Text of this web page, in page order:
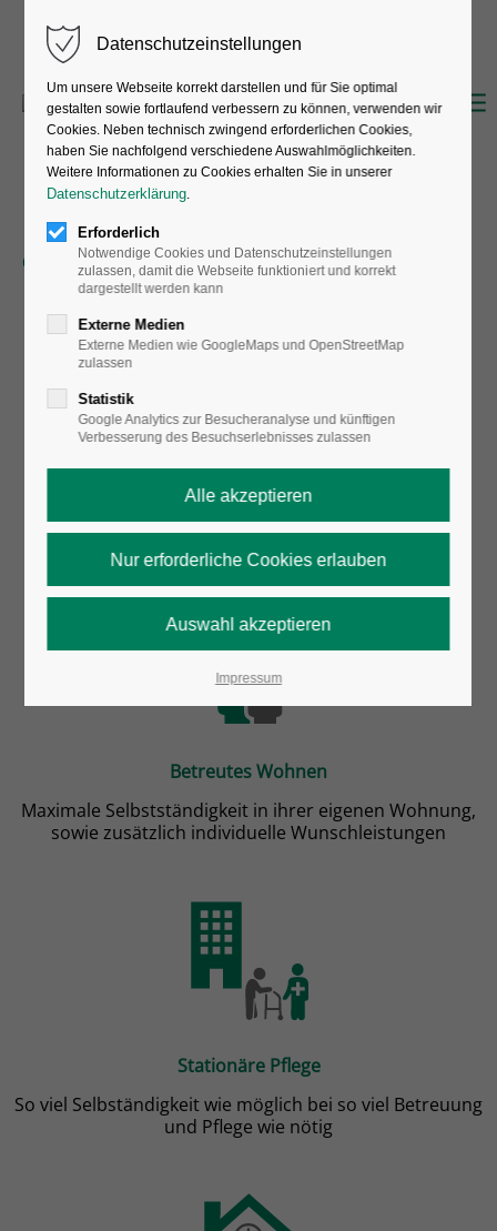
Betreutes Wohnen
Maximale Selbstständigkeit in ihrer eigenen Wohnung,
sowie zusätzlich individuelle Wunschleistungen
Stationäre Pflege
So viel Selbständigkeit wie möglich bei so viel Betreuung
und Pflege wie nötig
Datenschutzeinstellungen
Um unsere Webseite korrekt darstellen und für Sie optimal
gestalten sowie fortlaufend verbessern zu können, verwenden wir
Cookies. Neben technisch zwingend erforderlichen Cookies,
haben Sie nachfolgend verschiedene Auswahlmöglichkeiten.
Weitere Informationen zu Cookies erhalten Sie in unserer
Datenschutzerklärung.
Erforderlich
Notwendige Cookies und Datenschutzeinstellungen
zulassen, damit die Webseite funktioniert und korrekt
dargestellt werden kann
Externe Medien
Externe Medien wie GoogleMaps und OpenStreetMap
zulassen
Statistik
Google Analytics zur Besucheranalyse und künftigen
Verbesserung des Besuchserlebnisses zulassen
Impressum